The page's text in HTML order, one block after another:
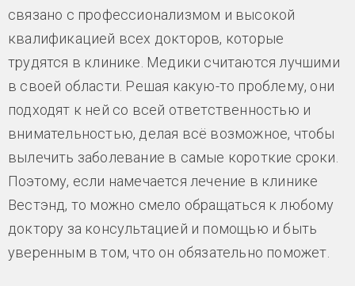
связано с профессионализмом и высокой
квалификацией всех докторов, которые
трудятся в клинике. Медики считаются лучшими
в своей области. Решая какую-то проблему, они
подходят к ней со всей ответственностью и
внимательностью, делая всё возможное, чтобы
вылечить заболевание в самые короткие сроки.
Поэтому, если намечается лечение в клинике
Вестэнд, то можно смело обращаться к любому
доктору за консультацией и помощью и быть
уверенным в том, что он обязательно поможет.